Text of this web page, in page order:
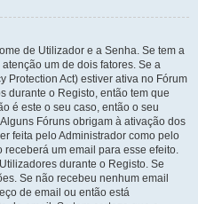
de Utilizador e a Senha. Se tem a
um de dois fatores. Se a
Protection Act) estiver ativa no Fórum
durante o Registo, então tem que
é este o seu caso, então o seu
Fóruns obrigam à ativação dos
feita pelo Administrador como pelo
um email para esse efeito.
durante o Registo. Se
Se não recebeu nenhum email
de email ou então está